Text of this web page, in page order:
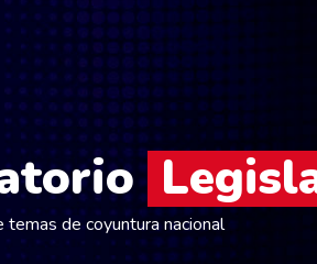
temas de coyuntura nacional